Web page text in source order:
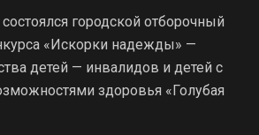
городской отборочный
«Искорки надежды» —
детей — инвалидов и детей с
здоровья «Голубая